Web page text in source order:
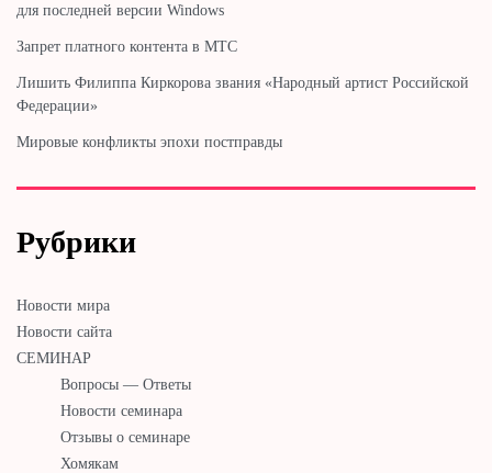
для последней версии Windows
Запрет платного контента в МТС
Лишить Филиппа Киркорова звания «Народный артист Российской
Федерации»
Мировые конфликты эпохи постправды
Рубрики
Новости мира
Новости сайта
СЕМИНАР
Вопросы — Ответы
Новости семинара
Отзывы о семинаре
Хомякам